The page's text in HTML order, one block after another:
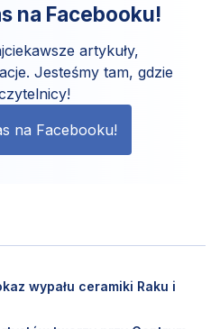
na Facebooku!
artykuły,
Jesteśmy tam, gdzie
na Facebooku!
wypału ceramiki Raku i